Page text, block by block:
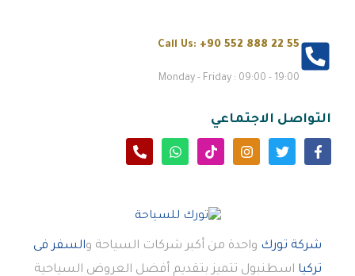
Call Us: +90 552 888 22 55
Monday - Friday : 09:00 - 19:00
التواصل الاجتماعي
شركة تورك واحدة من أكبر شركات السياحة والسفر فى
تركيا اسطنبول تتميز بتقديم أفضل العروض السياحية